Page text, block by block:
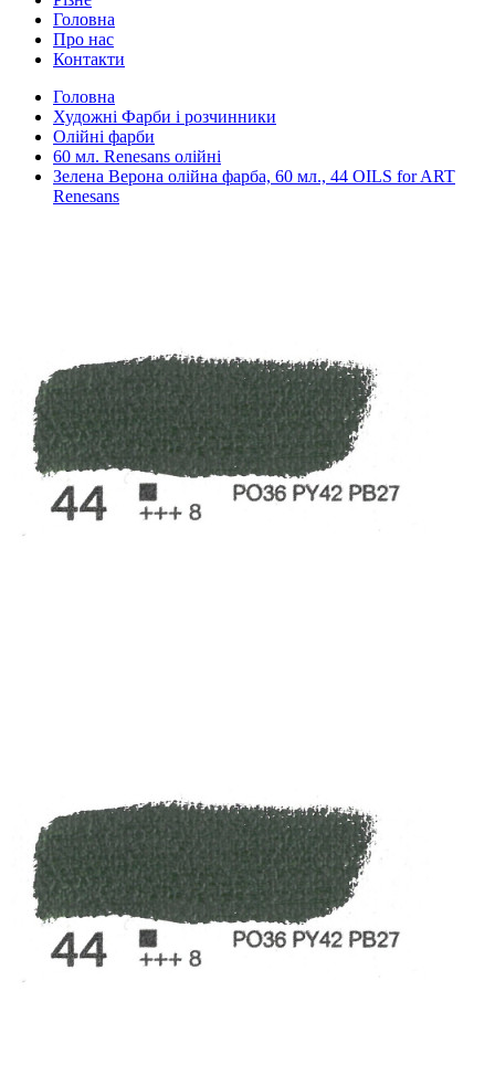
Головна
Про нас
Контакти
Головна
Художні Фарби і розчинники
Олійні фарби
60 мл. Renesans олійні
Зелена Верона олійна фарба, 60 мл., 44 OILS for ART
Renesans